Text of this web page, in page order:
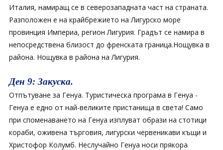
Италия, намиращ се в северозападната част на страната.
Разположен е на крайбрежието на Лигурско море
провинция Империа, регион Лигурия. Градът се намира в
непосредствена близост до френската граница.Нощувка в
района. Нощувка в района на Лигурия.
Ден 9: Закуска.
Отпътуване за Генуа. Туристическа програма в Генуа -
Генуа е едно от най-великите пристанища в света! Само
при споменаването на Генуа изплуват образи на стотици
кораби, оживена търговия, лигурски червеникави къщи и
Христофор Колумб. Неслучайно Генуа носи прякора